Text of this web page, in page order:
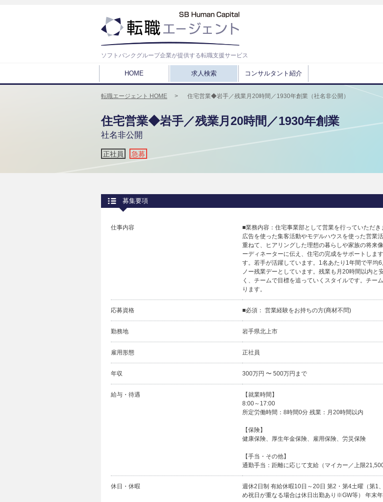
ソフトバンクグループ企業が提供する転職支援サービス
HOME 求人検索 コンサルタント紹介
転職エージェント HOME 住宅営業◆岩手／残業月20時間／1930年創業（社名非公開）
住宅営業◆岩手／残業月20時間／1930年創業
社名非公開
正社員 急募
募集要項
仕事内容
■業務内容：住宅事業部として営業を行っていただ
広告を使った集客活動やモデルハウスを使った営業
重ねて、ヒアリングした理想の暮らしや家族の将来
ーディネーターに伝え、住宅の完成をサポートしま
す。若手が活躍しています。1名あたり1年間で平均
ノー残業デーとしています。残業も月20時間以内と
く、チームで目標を追っていくスタイルです。チー
ります。
応募資格 ■必須： 営業経験をお持ちの方(商材不問)
勤務地 岩手県北上市
雇用形態 正社員
年収 300万円 〜 500万円まで
給与・待遇
【就業時間】
8:00～17:00
所定労働時間：8時間0分 残業：月20時間以内
【保険】
健康保険、厚生年金保険、雇用保険、労災保険
【手当・その他】
通勤手当：距離に応じて支給（マイカー／上限
休日・休暇
週休2日制 有給休暇10日～20日 第2・第4土曜（第1
め祝日が重なる場合は休日出勤あり※GW等） 年末